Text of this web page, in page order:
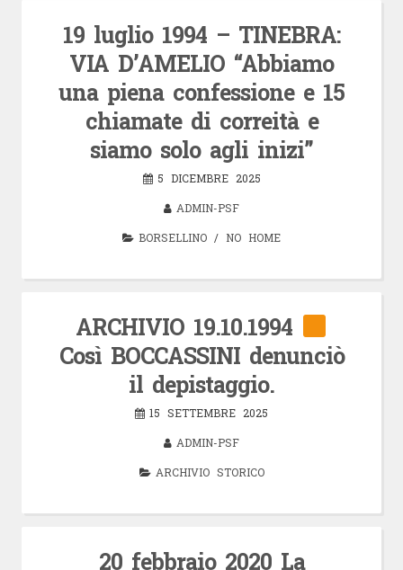
19 luglio 1994 – TINEBRA:
VIA D’AMELIO “Abbiamo
una piena confessione e 15
chiamate di correità e
siamo solo agli inizi”
5 DICEMBRE 2025
ADMIN-PSF
BORSELLINO / NO HOME
ARCHIVIO 19.10.1994
Così BOCCASSINI denunciò
il depistaggio.
15 SETTEMBRE 2025
ADMIN-PSF
ARCHIVIO STORICO
20 febbraio 2020 La